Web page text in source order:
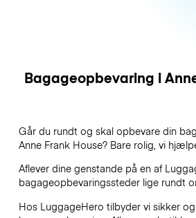
Bagageopbevaring i
Går du rundt og skal opbevare din
Anne Frank House? Bare rolig, vi
Aflever dine genstande på en af
bagageopbevaringssteder lige rundt
Hos LuggageHero tilbyder vi sikker